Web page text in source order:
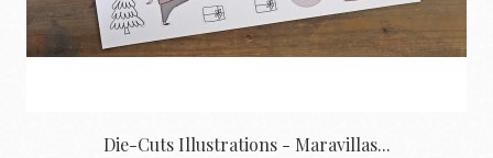
Die-Cuts Illustrations - Maravillas...